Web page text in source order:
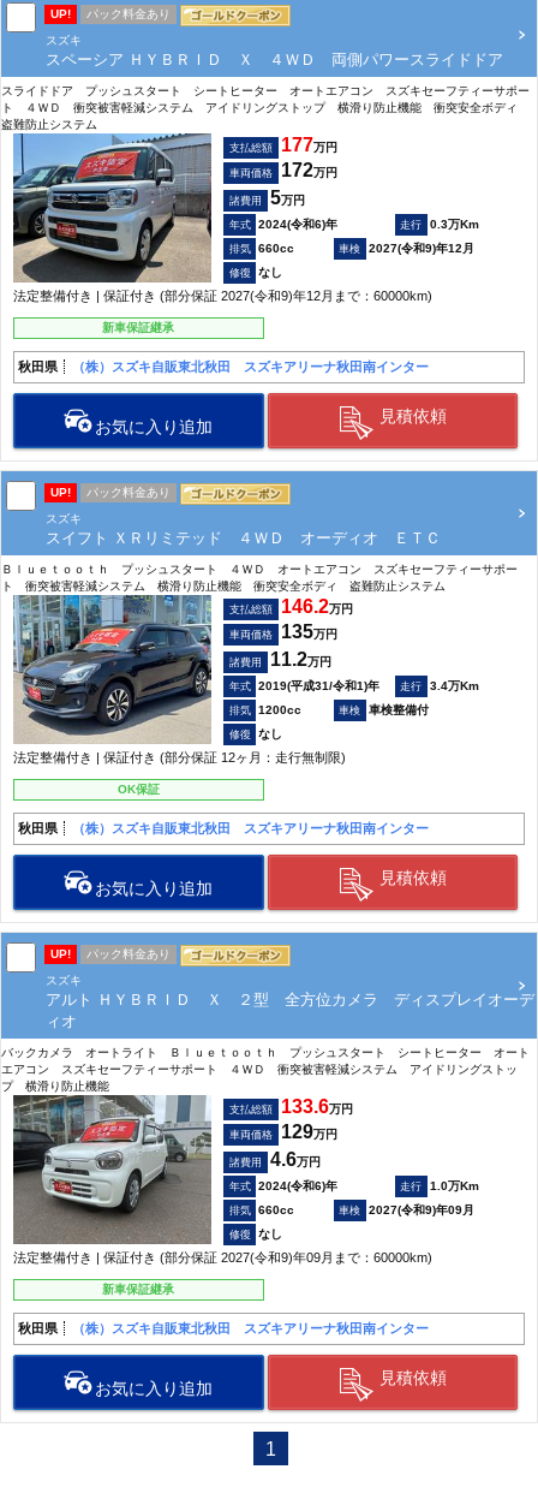
UP!
パック料金あり
スズキ
スペーシア ＨＹＢＲＩＤ Ｘ ４ＷＤ 両側パワースライドドア
スライドドア プッシュスタート シートヒーター オートエアコン スズキセーフティーサポー
ト ４ＷＤ 衝突被害軽減システム アイドリングストップ 横滑り防止機能 衝突安全ボディ
盗難防止システム
支払総額 177万円
車両価格 172万円
諸費用 5万円
2024(令和6)年
0.3万Km
660cc
2027(令和9)年12月
なし
法定整備付き | 保証付き (部分保証 2027(令和9)年12月まで：60000km)
新車保証継承
秋田県 （株）スズキ自販東北秋田 スズキアリーナ秋田南インター
お気に入り追加
見積依頼
UP!
パック料金あり
スズキ
スイフト ＸＲリミテッド ４ＷＤ オーディオ ＥＴＣ
Ｂｌｕｅｔｏｏｔｈ プッシュスタート ４ＷＤ オートエアコン スズキセーフティーサポー
ト 衝突被害軽減システム 横滑り防止機能 衝突安全ボディ 盗難防止システム
支払総額 146.2万円
車両価格 135万円
諸費用 11.2万円
2019(平成31/令和1)年
3.4万Km
1200cc
車検整備付
なし
法定整備付き | 保証付き (部分保証 12ヶ月：走行無制限)
OK保証
秋田県 （株）スズキ自販東北秋田 スズキアリーナ秋田南インター
お気に入り追加
見積依頼
UP!
パック料金あり
スズキ
アルト ＨＹＢＲＩＤ Ｘ ２型 全方位カメラ ディスプレイオーデ
ィオ
バックカメラ オートライト Ｂｌｕｅｔｏｏｔｈ プッシュスタート シートヒーター オート
エアコン スズキセーフティーサポート ４ＷＤ 衝突被害軽減システム アイドリングストッ
プ 横滑り防止機能
支払総額 133.6万円
車両価格 129万円
諸費用 4.6万円
2024(令和6)年
1.0万Km
660cc
2027(令和9)年09月
なし
法定整備付き | 保証付き (部分保証 2027(令和9)年09月まで：60000km)
新車保証継承
秋田県 （株）スズキ自販東北秋田 スズキアリーナ秋田南インター
お気に入り追加
見積依頼
1